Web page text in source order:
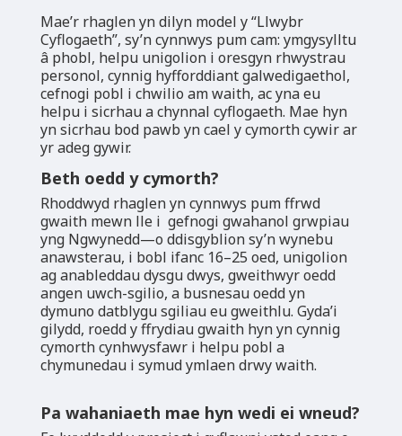
Mae’r rhaglen yn dilyn model y “Llwybr
Cyflogaeth”, sy’n cynnwys pum cam: ymgysylltu
â phobl, helpu unigolion i oresgyn rhwystrau
personol, cynnig hyfforddiant galwedigaethol,
cefnogi pobl i chwilio am waith, ac yna eu
helpu i sicrhau a chynnal cyflogaeth. Mae hyn
yn sicrhau bod pawb yn cael y cymorth cywir ar
yr adeg gywir.
Beth oedd y cymorth?​
Rhoddwyd rhaglen yn cynnwys pum ffrwd
gwaith mewn lle i gefnogi gwahanol grwpiau
yng Ngwynedd—o ddisgyblion sy’n wynebu
anawsterau, i bobl ifanc 16–25 oed, unigolion
ag anableddau dysgu dwys, gweithwyr oedd
angen uwch-sgilio, a busnesau oedd yn
dymuno datblygu sgiliau eu gweithlu. Gyda’i
gilydd, roedd y ffrydiau gwaith hyn yn cynnig
cymorth cynhwysfawr i helpu pobl a
chymunedau i symud ymlaen drwy waith.
Pa wahaniaeth mae hyn wedi ei wneud?